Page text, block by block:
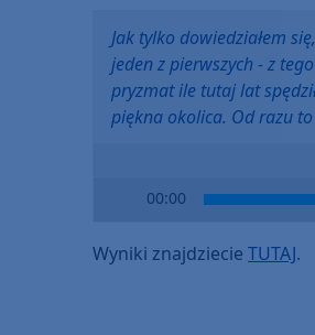
Jak tylko dowiedziałem
jeden z pierwszych - z
pryzmat ile tutaj lat
piękna okolica. Od razu
00:00
Wyniki znajdziecie TUTAJ.